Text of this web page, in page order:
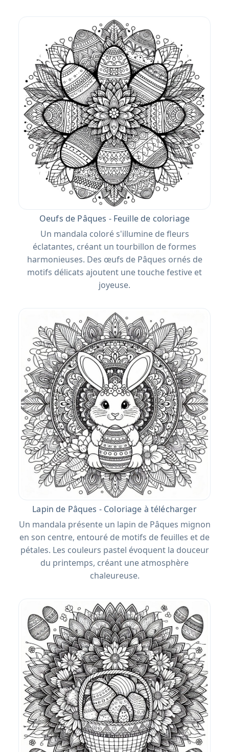
Oeufs de Pâques - Feuille de coloriage
Un mandala coloré s'illumine de fleurs
éclatantes, créant un tourbillon de formes
harmonieuses. Des œufs de Pâques ornés de
motifs délicats ajoutent une touche festive et
joyeuse.
Lapin de Pâques - Coloriage à télécharger
Un mandala présente un lapin de Pâques mignon
en son centre, entouré de motifs de feuilles et de
pétales. Les couleurs pastel évoquent la douceur
du printemps, créant une atmosphère
chaleureuse.